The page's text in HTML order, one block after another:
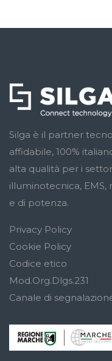
Silga è il partner
affidabile, 100%
alta qualità per i
illuminotecnica,
e di potenza.
Privacy Policy
Cookie Policy
Codice etico
Mod.Org.Dlgs.231
Canale di